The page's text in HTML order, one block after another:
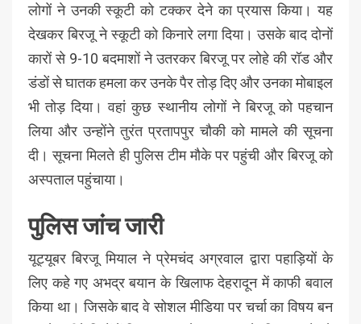
लोगों ने उनकी स्कूटी को टक्कर देने का प्रयास किया। यह
देखकर बिरजू ने स्कूटी को किनारे लगा दिया। उसके बाद दोनों
कारों से 9-10 बदमाशों ने उतरकर बिरजू पर लोहे की रॉड और
डंडों से घातक हमला कर उनके पैर तोड़ दिए और उनका मोबाइल
भी तोड़ दिया। वहां कुछ स्थानीय लोगों ने बिरजू को पहचान
लिया और उन्होंने तुरंत प्रतापपुर चौकी को मामले की सूचना
दी। सूचना मिलते ही पुलिस टीम मौके पर पहुंची और बिरजू को
अस्पताल पहुंचाया।
पुलिस जांच जारी
यूट्यूबर बिरजू मियाल ने प्रेमचंद अग्रवाल द्वारा पहाड़ियों के
लिए कहे गए अभद्र बयान के खिलाफ देहरादून में काफी बवाल
किया था। जिसके बाद वे सोशल मीडिया पर चर्चा का विषय बन